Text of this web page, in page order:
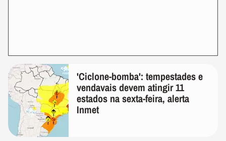
'Ciclone-bomba': tempestades e
vendavais devem atingir 11
estados na sexta-feira, alerta
Inmet